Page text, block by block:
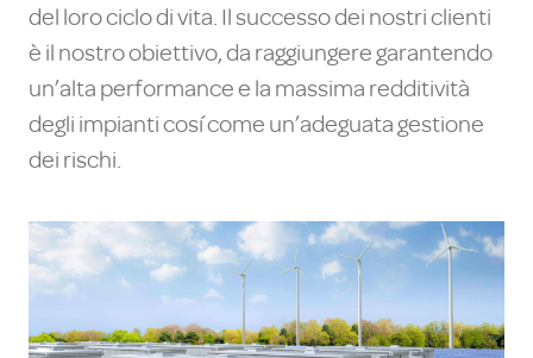
del loro ciclo di vita. Il successo dei nostri clienti
è il nostro obiettivo, da raggiungere garantendo
un’alta performance e la massima redditività
degli impianti cosí come un’adeguata gestione
dei rischi.